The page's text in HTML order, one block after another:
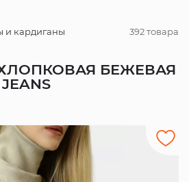
и кардиганы 392 товара
БЕЖЕВАЯ